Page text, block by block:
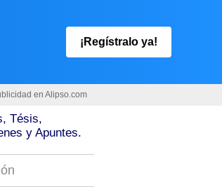
¡Regístralo ya!
en Alipso.com
Tésis,
y Apuntes.